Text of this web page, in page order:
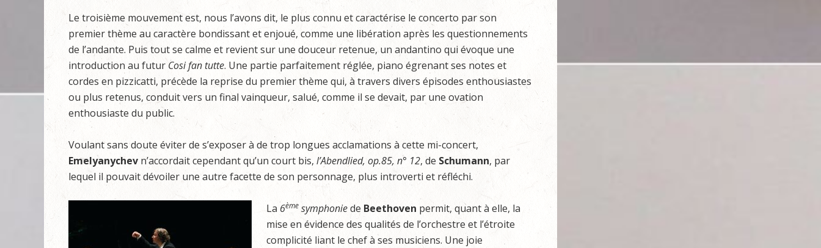
Le troisième mouvement est, nous l’avons dit, le plus connu et caractérise le concerto par son
premier thème au caractère bondissant et enjoué, comme une libération après les questionnements
de l’andante. Puis tout se calme et revient sur une douceur retenue, un andantino qui évoque une
introduction au futur Cosi fan tutte. Une partie parfaitement réglée, piano égrenant ses notes et
cordes en pizzicatti, précède la reprise du premier thème qui, à travers divers épisodes enthousiastes
ou plus retenus, conduit vers un final vainqueur, salué, comme il se devait, par une ovation
enthousiaste du public.
Voulant sans doute éviter de s’exposer à de trop longues acclamations à cette mi-concert,
Emelyanychev n’accordait cependant qu’un court bis, l’Abendlied, op.85, n° 12, de Schumann, par
lequel il pouvait dévoiler une autre facette de son personnage, plus introverti et réfléchi.
La 6ème symphoniede Beethoven permit, quant à elle, la
mise en évidence des qualités de l’orchestre et l’étroite
complicité liant le chef à ses musiciens. Une joie